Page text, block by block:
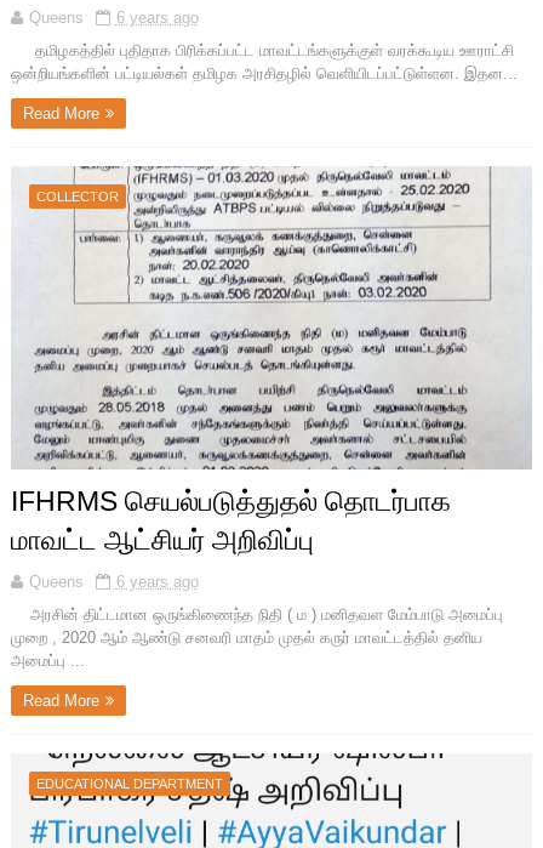
Queens
6 years ago
தமிழகத்தில் புதிதாக பிரிக்கப்பட்ட மாவட்டங்களுக்குள் வரக்கூடிய ஊராட்சி
ஒன்றியங்களின் பட்டியல்கள் தமிழக அரசிதழில் வெளியிடப்பட்டுள்ளன. இதன...
Read More
COLLECTOR
IFHRMS செயல்படுத்துதல் தொடர்பாக
மாவட்ட ஆட்சியர் அறிவிப்பு
Queens
6 years ago
அரசின் திட்டமான ஒருங்கிணைந்த நிதி ( ம ) மனிதவள மேம்பாடு அமைப்பு
முறை , 2020 ஆம் ஆண்டு சனவரி மாதம் முதல் கருர் மாவட்டத்தில் தனிய
அமைப்பு ...
Read More
EDUCATIONAL DEPARTMENT